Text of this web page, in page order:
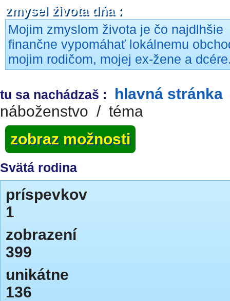
zmysel života dňa :
Mojim zmyslom života je čo najdlhšie
finančne vypomáhať lokálnemu
mojim rodičom, mojej ex-žene a
tu sa nachádzaš : hlavná stránka
náboženstvo / téma
zobraz možnosti
Svätá rodina
príspevkov
1
zobrazení
399
unikátne
136